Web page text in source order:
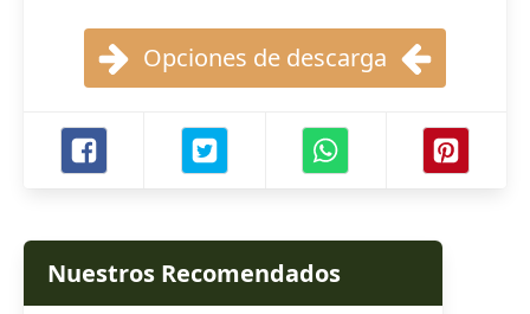
Opciones de descarga
Nuestros Recomendados